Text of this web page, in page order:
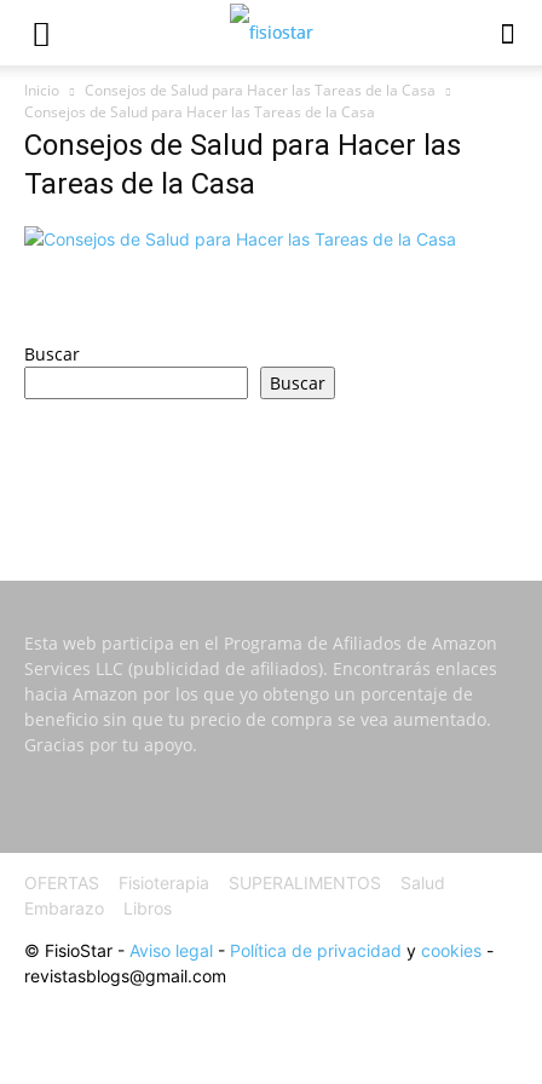
Inicio
Consejos de Salud para Hacer las Tareas de la Casa
Consejos de Salud para Hacer las Tareas de la Casa
Consejos de Salud para Hacer las
Tareas de la Casa
Buscar
Buscar
Esta web participa en el Programa de Afiliados de Amazon
Services LLC (publicidad de afiliados). Encontrarás enlaces
hacia Amazon por los que yo obtengo un porcentaje de
beneficio sin que tu precio de compra se vea aumentado.
Gracias por tu apoyo.
OFERTAS Fisioterapia SUPERALIMENTOS
Salud
Embarazo
Libros
© FisioStar - Aviso legal - Política de privacidad y cookies -
revistasblogs@gmail.com